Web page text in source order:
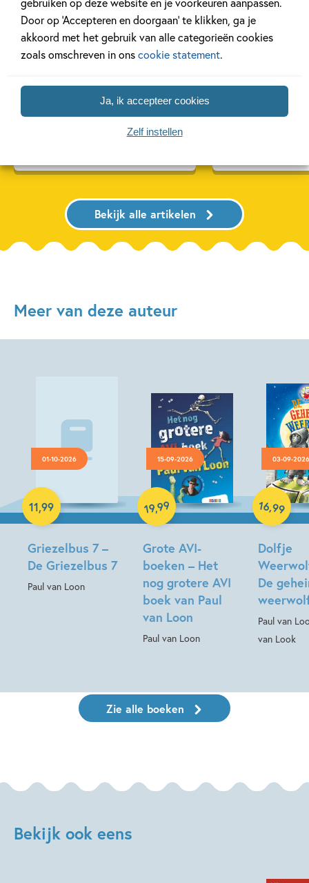
Door op ‘Accepteren en doorgaan’ te klikken, ga je
akkoord met het gebruik van alle categorieën cookies
zoals omschreven in onscookie statement.
Ja, ik accepteer cookies
Zelf instellen
Ons Kinderpanel leest:
‘Marvel Superhelden’
Ons
Bekijk alle artikelen
Meer van deze auteur
01-10-2026
Griezelbus 7 –
De Griezelbus 7
Paul van Loon
11,99
Luisterboek
15-09-2026
Grote AVI-
boeken – Het
nog grotere AVI
boek van Paul
van Loon
Paul van Loon
19,99
Hardcover
03-09-2026
Dolfje
De
Paul van
van Look
16,99
Hardcover
Zie alle boeken
Bekijk ook eens